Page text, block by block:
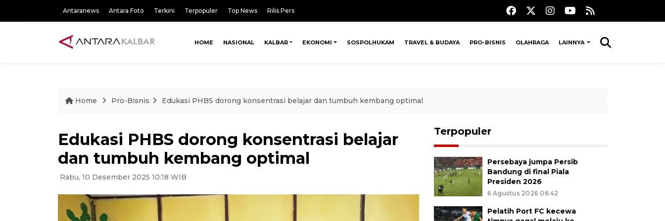
Antaranews Antara Foto Terkini Terpopuler Top News Rilis Pers
HOME NASIONAL KALBAR EKONOMI SOSPOLHUKAM TRAVEL & BUDAYA PRO-BISNIS OLAHRAGA LAINNYA
Home Pro-Bisnis Edukasi PHBS dorong konsentrasi belajar dan tumbuh kembang optimal
Edukasi PHBS dorong konsentrasi belajar
dan tumbuh kembang optimal
Rabu, 10 Desember 2025 10:18 WIB
Terpopuler
Persebaya jumpa Persib
Bandung di final Piala
Presiden 2026
6 Agustus 2026 06:42
Pelatih Port FC kecewa